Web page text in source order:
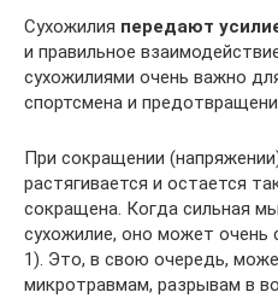
Сухожилия передают
и правильное
сухожилиями очень важно
спортсмена и
При сокращении
растягивается и остается
сокращена. Когда сильная
сухожилие, оно может очень
1). Это, в свою очередь,
микротравмам, разрывам в